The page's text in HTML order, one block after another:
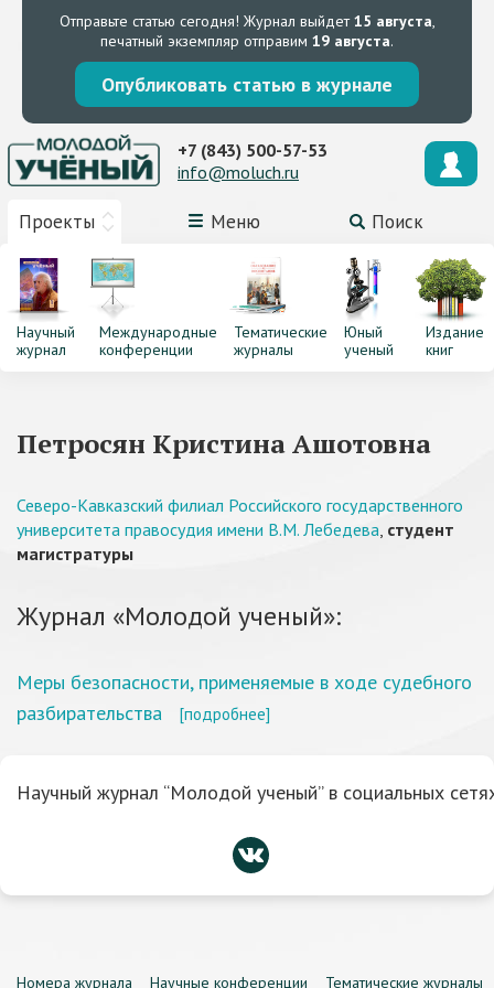
Отправьте статью сегодня! Журнал выйдет15 августа,
печатный экземпляр отправим 19 августа.
Опубликовать статью в журнале
Проекты Меню Поиск
+7 (843) 500-57-53
info@moluch.ru
Научный
журнал
Международные
конференции
Тематические
журналы
Юный
ученый
Издание
книг
Петросян Кристина Ашотовна
Северо-Кавказский филиал Российского государственного
университета правосудия имени В.М. Лебедева, студент
магистратуры
Журнал «Молодой ученый»:
Меры безопасности, применяемые в ходе судебного
разбирательства
[подробнее]
Научный журнал “Молодой ученый” в социальных
Номера журнала Научные конференции Тематические журналы